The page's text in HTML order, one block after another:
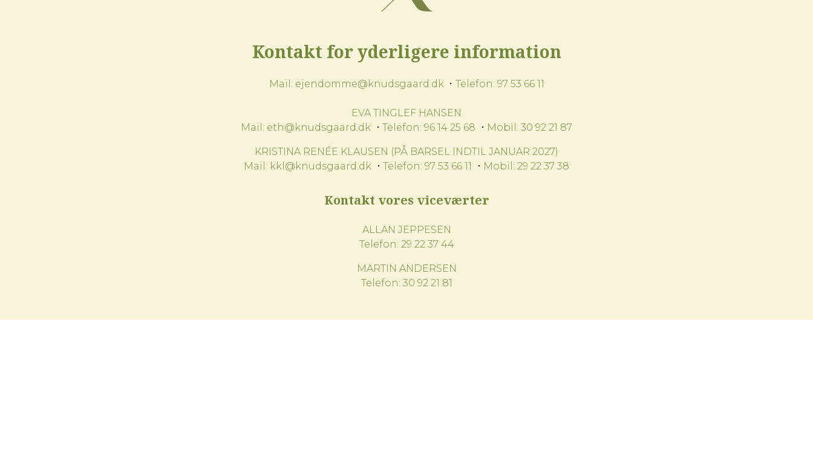
Kontakt for yderligere information
Mail: ejendomme@knudsgaard.dk Telefon: 97 53 66 11
EVA TINGLEF HANSEN
Mail: eth@knudsgaard.dk Telefon: 96 14 25 68 Mobil: 30 92 21 87
KRISTINA RENÉE KLAUSEN (PÅ BARSEL INDTIL JANUAR 2027)
Mail: kkl@knudsgaard.dk Telefon: 97 53 66 11 Mobil: 29 22 37 38
Kontakt vores viceværter
ALLAN JEPPESEN
Telefon: 29 22 37 44
MARTIN ANDERSEN
Telefon: 30 92 21 81